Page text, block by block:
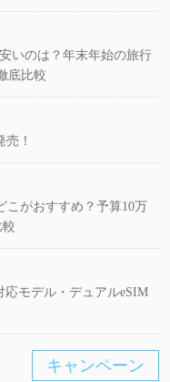
いのは？年末年始の旅行
底比較
！
こがおすすめ？予算10万
応モデル・デュアルeSIM
キャンペーン